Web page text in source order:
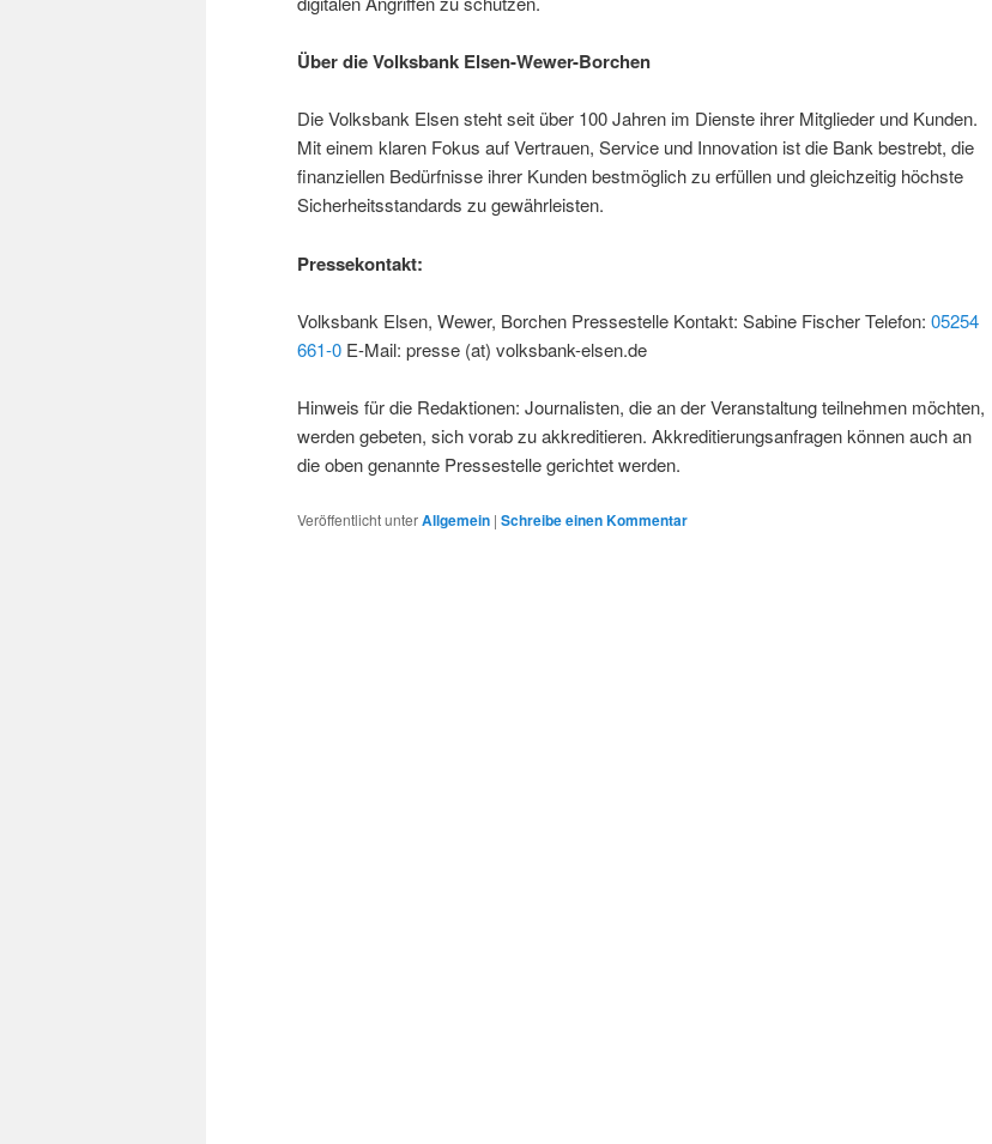
Über die Volksbank Elsen-Wewer-Borchen
Die Volksbank Elsen steht seit über 100 Jahren im Dienste ihrer Mitglieder und Kunden.
Mit einem klaren Fokus auf Vertrauen, Service und Innovation ist die Bank bestrebt, die
finanziellen Bedürfnisse ihrer Kunden bestmöglich zu erfüllen und gleichzeitig höchste
Sicherheitsstandards zu gewährleisten.
Pressekontakt:
Volksbank Elsen, Wewer, Borchen Pressestelle Kontakt: Sabine Fischer Telefon: 05254
661-0 E-Mail: presse (at) volksbank-elsen.de
Hinweis für die Redaktionen: Journalisten, die an der Veranstaltung teilnehmen möchten,
werden gebeten, sich vorab zu akkreditieren. Akkreditierungsanfragen können auch an
die oben genannte Pressestelle gerichtet werden.
Veröffentlicht unterAllgemein | Schreibe einen Kommentar